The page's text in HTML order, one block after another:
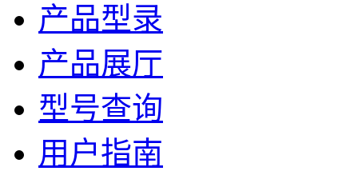
产品型录
产品展厅
型号查询
用户指南